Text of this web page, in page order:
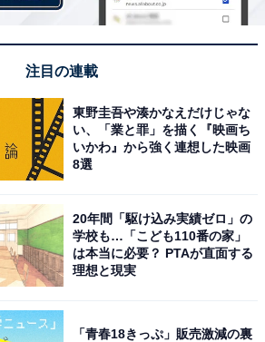
注目の連載
東野圭吾や湊かなえだけじゃな
い、「業と罪」を描く『映画ち
いかわ』から強く連想した映画
8選
20年間「駆け込み実績ゼロ」の
学校も…「こども110番の家」
は本当に必要？ PTAが直面する
理想と現実
「青春18きっぷ」販売激減の裏